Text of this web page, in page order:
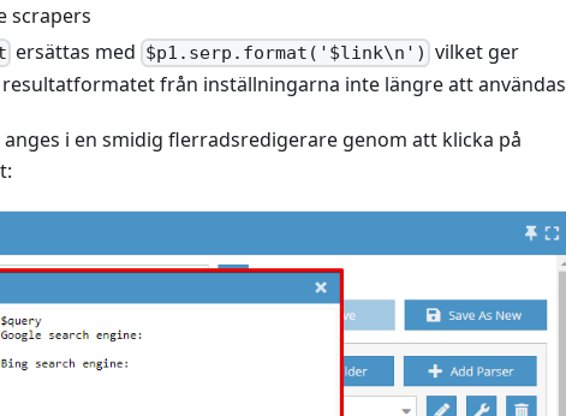
scrapers
ersättas med $p1.serp.format('$link\n') vilket ger
från inställningarna inte längre att användas
i en smidig flerradsredigerare genom att klicka på